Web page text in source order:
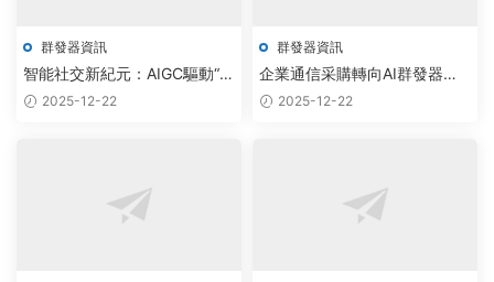
群發器資訊
智能社交新紀元：AIGC驅動“電
報附近人機器人”實現永久自動
2025-12-22
群發器資訊
企業通信采購轉向AI群發器，
智能調度軟件破解大規模信息
2025-12-22